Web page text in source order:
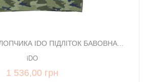
IDO ПІДЛІТОК БАВОВНА...
iDO
1 536,00 грн